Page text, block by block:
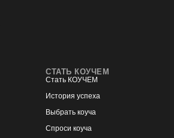
СТАТЬ КОУЧЕМ
Стать КОУЧЕМ
История успеха
Выбрать коуча
Спроси коуча